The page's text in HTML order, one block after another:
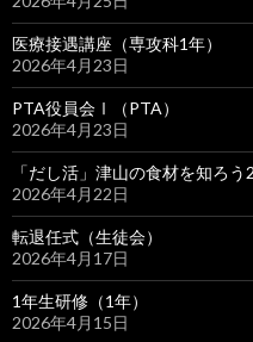
医療接遇講座（専攻科1年）
2026年4月23日
PTA役員会Ⅰ（PTA）
2026年4月23日
「だし活」津山の食材を知ろう
2026年4月22日
転退任式（生徒会）
2026年4月17日
1年生研修（1年）
2026年4月15日